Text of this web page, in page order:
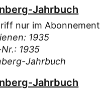
Jahrbuch
nur im Abonnement
1935
1935
Jahrbuch
Jahrbuch